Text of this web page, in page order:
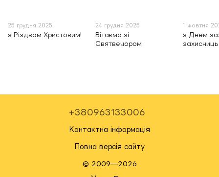
25 грудня 2025
з Різдвом Христовим!
24 грудня 2025
Вітаємо зі
Святвечором
1 жовтня
з Днем
захисниць
+380963133006
Контактна інформація
Повна версія сайту
© 2009—2026